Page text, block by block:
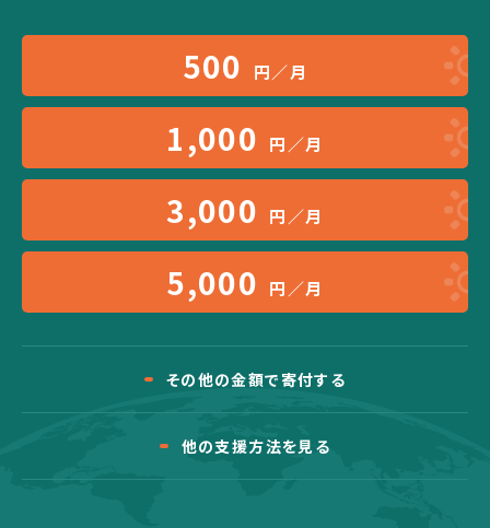
500 円／月
1,000 円／月
3,000 円／月
5,000 円／月
その他の金額で寄付する
他の支援方法を見る